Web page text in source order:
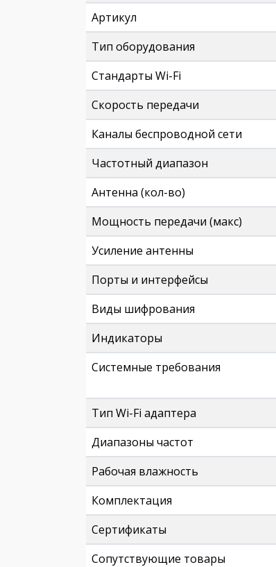
Артикул
Тип оборудования
Стандарты Wi-Fi
Скорость передачи
Каналы беспроводной сети
Частотный диапазон
Антенна (кол-во)
Мощность передачи (макс)
Усиление антенны
Порты и интерфейсы
Виды шифрования
Индикаторы
Системные требования
Тип Wi-Fi адаптера
Диапазоны частот
Рабочая влажность
Комплектация
Сертификаты
Сопутствующие товары